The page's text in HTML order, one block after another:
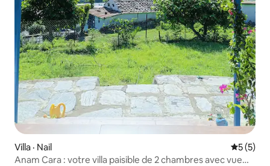
Villa · Nail Note
5 (5)
Anam Cara : votre villa paisible de 2 chambres avec vue